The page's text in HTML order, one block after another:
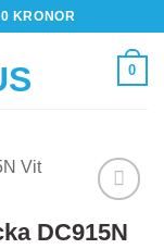
KRONOR
0
DC915N